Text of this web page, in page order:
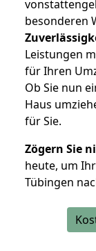
besonderen
Leistungen
für Ihren
Ob Sie nun
Haus
für Sie.
Zögern Sie
heute, um
Tübingen